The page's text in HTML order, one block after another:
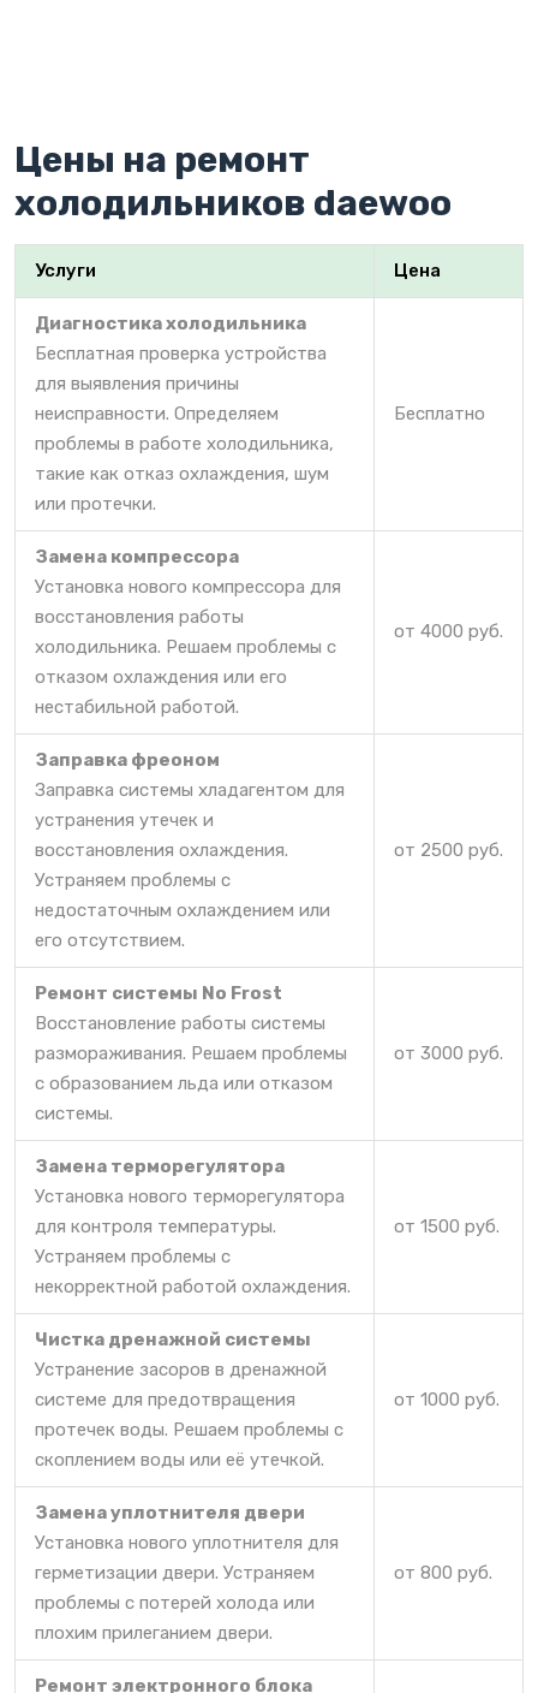
Цены на ремонт
холодильников daewoo
Услуги Цена
Диагностика холодильника
Бесплатная проверка устройства
для выявления причины
неисправности. Определяем
проблемы в работе холодильника,
такие как отказ охлаждения, шум
или протечки.
Бесплатно
Замена компрессора
Установка нового компрессора для
восстановления работы
холодильника. Решаем проблемы с
отказом охлаждения или его
нестабильной работой.
от 4000 руб.
Заправка фреоном
Заправка системы хладагентом для
устранения утечек и
восстановления охлаждения.
Устраняем проблемы с
недостаточным охлаждением или
его отсутствием.
от 2500 руб.
Ремонт системы No Frost
Восстановление работы системы
размораживания. Решаем проблемы
с образованием льда или отказом
системы.
от 3000 руб.
Замена терморегулятора
Установка нового терморегулятора
для контроля температуры.
Устраняем проблемы с
некорректной работой охлаждения.
от 1500 руб.
Чистка дренажной системы
Устранение засоров в дренажной
системе для предотвращения
протечек воды. Решаем проблемы с
скоплением воды или её утечкой.
от 1000 руб.
Замена уплотнителя двери
Установка нового уплотнителя для
герметизации двери. Устраняем
проблемы с потерей холода или
плохим прилеганием двери.
от 800 руб.
Ремонт электронного блока